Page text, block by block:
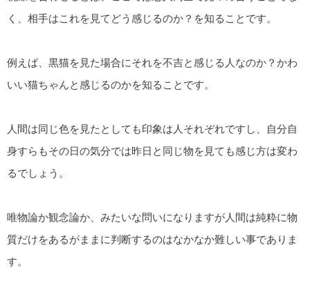
く、相手はこれを見てどう感じるのか？を知ることです。
例えば、黒猫を見た場合にそれを不吉と感じる人なのか？かわ
いい猫ちゃんと感じるのかを知ることです。
人間は同じ色を見たとしても印象は人それぞれですし、自分自
身すらもその日の気分では昨日と同じ物を見ても感じ方は変わ
るでしょう。
唯物論か観念論か、みたいな問いになりますが人間は純粋に物
質だけをあるがままに判断するのはなかなか難しい事でありま
す。